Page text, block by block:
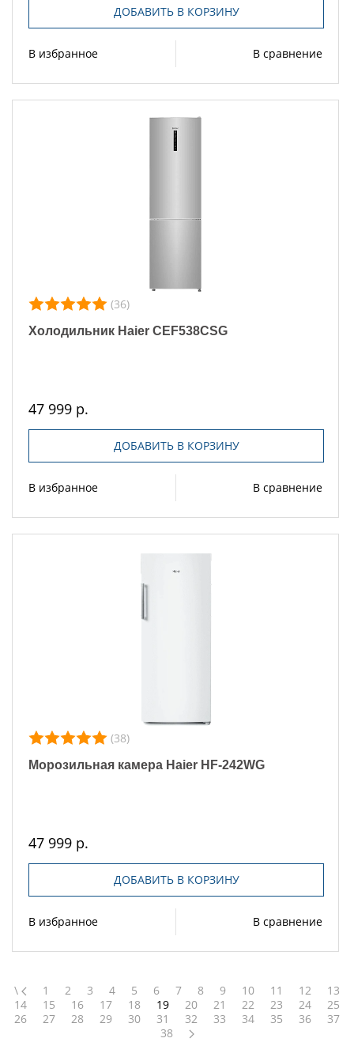
ДОБАВИТЬ В КОРЗИНУ
В избранное В сравнение
(36)
Холодильник Haier CEF538CSG
47 999 р.
ДОБАВИТЬ В КОРЗИНУ
В избранное В сравнение
(38)
Морозильная камера Haier HF-242WG
47 999 р.
ДОБАВИТЬ В КОРЗИНУ
В избранное В сравнение
\ 1 2 3 4 5 6 7 8 9 10 11 12
13
14
15 16 17 18 19 20 21 22 23 24
25
26
27 28 29 30 31 32 33 34 35 36
37
38